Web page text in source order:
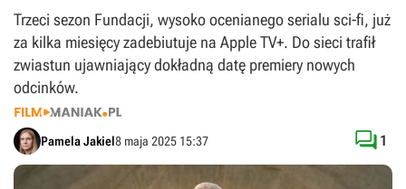
Trzeci sezon Fundacji, wysoko ocenianego serialu sci-fi, już
za kilka miesięcy zadebiutuje na Apple TV+. Do sieci trafił
zwiastun ujawniający dokładną datę premiery nowych
odcinków.
Pamela Jakiel8 maja 2025 15:37  1